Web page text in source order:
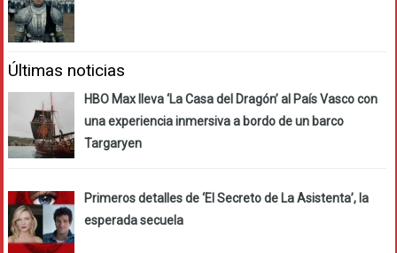
Últimas noticias
HBO Max lleva ‘La Casa del Dragón’ al País Vasco con
una experiencia inmersiva a bordo de un barco
Targaryen
Primeros detalles de ‘El Secreto de La Asistenta’, la
esperada secuela